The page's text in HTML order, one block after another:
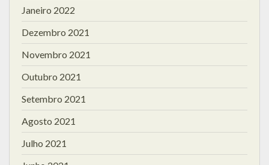
Janeiro 2022
Dezembro 2021
Novembro 2021
Outubro 2021
Setembro 2021
Agosto 2021
Julho 2021